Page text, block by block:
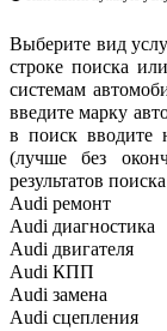
Выберите вид
строке поиска
системам
введите марку
в поиск вводите
(лучше без
результатов
Audi ремонт
Audi диагностика
Audi двигателя
Audi КПП
Audi замена
Audi сцепления